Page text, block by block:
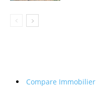
Compare Immobilier